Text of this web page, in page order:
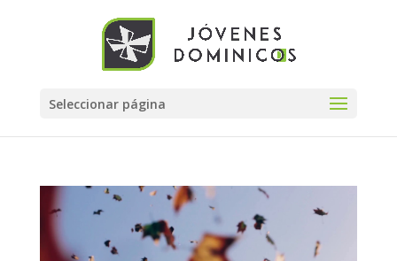
Seleccionar página